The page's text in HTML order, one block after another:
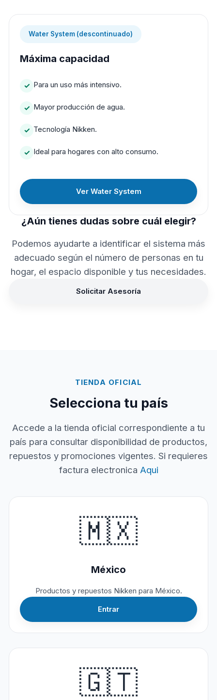
Water System (descontinuado)
Máxima capacidad
Para un uso más intensivo.
Mayor producción de agua.
Tecnología Nikken.
Ideal para hogares con alto consumo.
Ver Water System
¿Aún tienes dudas sobre cuál elegir?
Podemos ayudarte a identificar el sistema más
adecuado según el número de personas en tu
hogar, el espacio disponible y tus necesidades.
Solicitar Asesoría
TIENDA OFICIAL
Selecciona tu país
Accede a la tienda oficial correspondiente a tu
país para consultar disponibilidad de productos,
repuestos y promociones vigentes. Si requieres
factura electronica Aqui
🇲🇽
México
Productos y repuestos Nikken para México.
Entrar
🇬🇹